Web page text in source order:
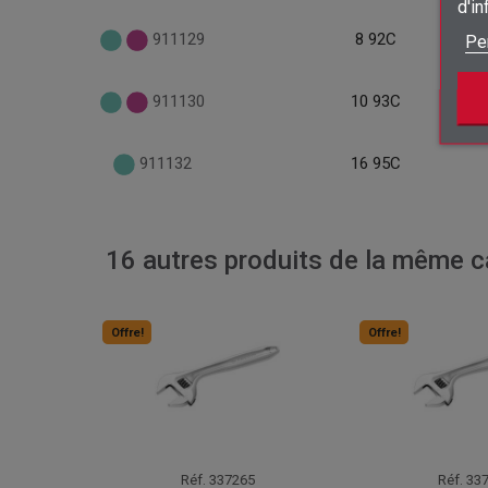
911129 8 92C
911130 10 93C
911132 16 95C
16 autres produits de la même
Offre!
Réf. 337265
Offre!
Réf.